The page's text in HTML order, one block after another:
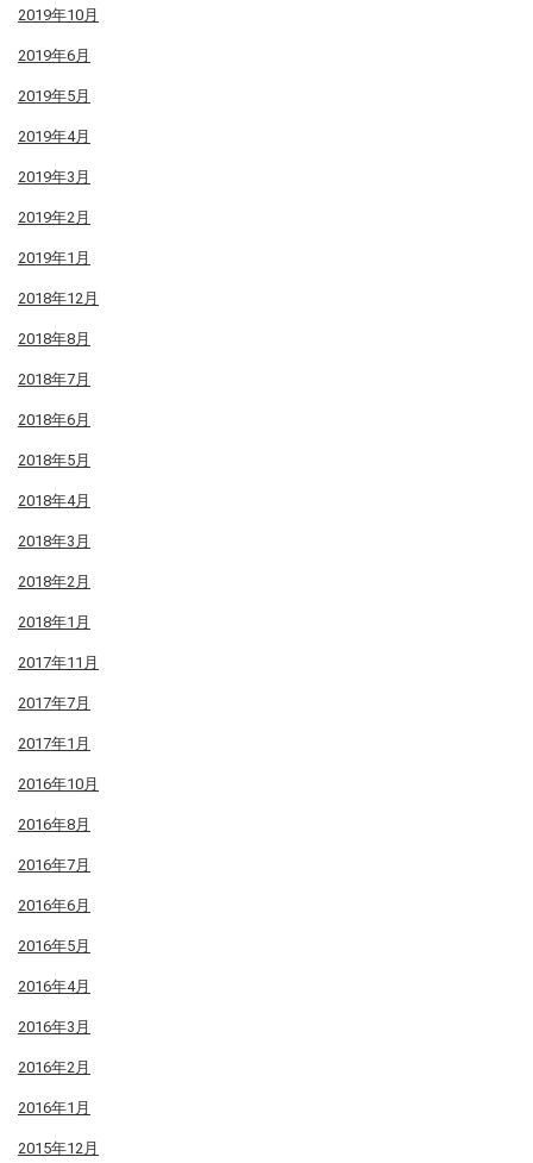
2019年10月
2019年6月
2019年5月
2019年4月
2019年3月
2019年2月
2019年1月
2018年12月
2018年8月
2018年7月
2018年6月
2018年5月
2018年4月
2018年3月
2018年2月
2018年1月
2017年11月
2017年7月
2017年1月
2016年10月
2016年8月
2016年7月
2016年6月
2016年5月
2016年4月
2016年3月
2016年2月
2016年1月
2015年12月